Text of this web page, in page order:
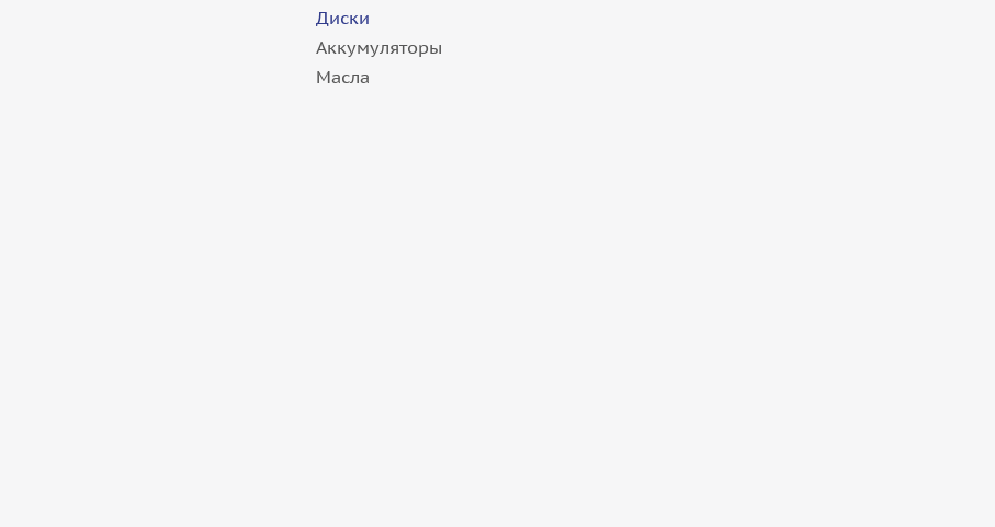
Диск 20'' 5x114,3 ET34 D64,1 9,0J Replay TS7 BKF
Диски
Аккумуляторы
Масла